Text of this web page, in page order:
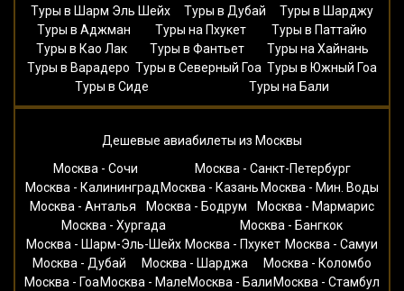
Туры в Шарм Эль Шейх
Туры в Дубай
Туры в Шарджу
Туры в Аджман
Туры на Пхукет
Туры в Паттайю
Туры в Као Лак
Туры в Фантьет
Туры на Хайнань
Туры в Варадеро Туры в Северный Гоа Туры в Южный Гоа
Туры в Сиде
Туры на Бали
Дешевые авиабилеты из Москвы
Москва - Сочи
Москва - Санкт-Петербург
Москва - КалининградМосква - КазаньМосква - Мин. Воды
Москва - Анталья
Москва - Бодрум
Москва - Мармарис
Москва - Хургада
Москва - Бангкок
Москва - Шарм-Эль-Шейх Москва - Пхукет Москва - Самуи
Москва - Дубай
Москва - Шарджа
Москва - Коломбо
Москва - ГоаМосква - МалеМосква - БалиМосква - Стамбул